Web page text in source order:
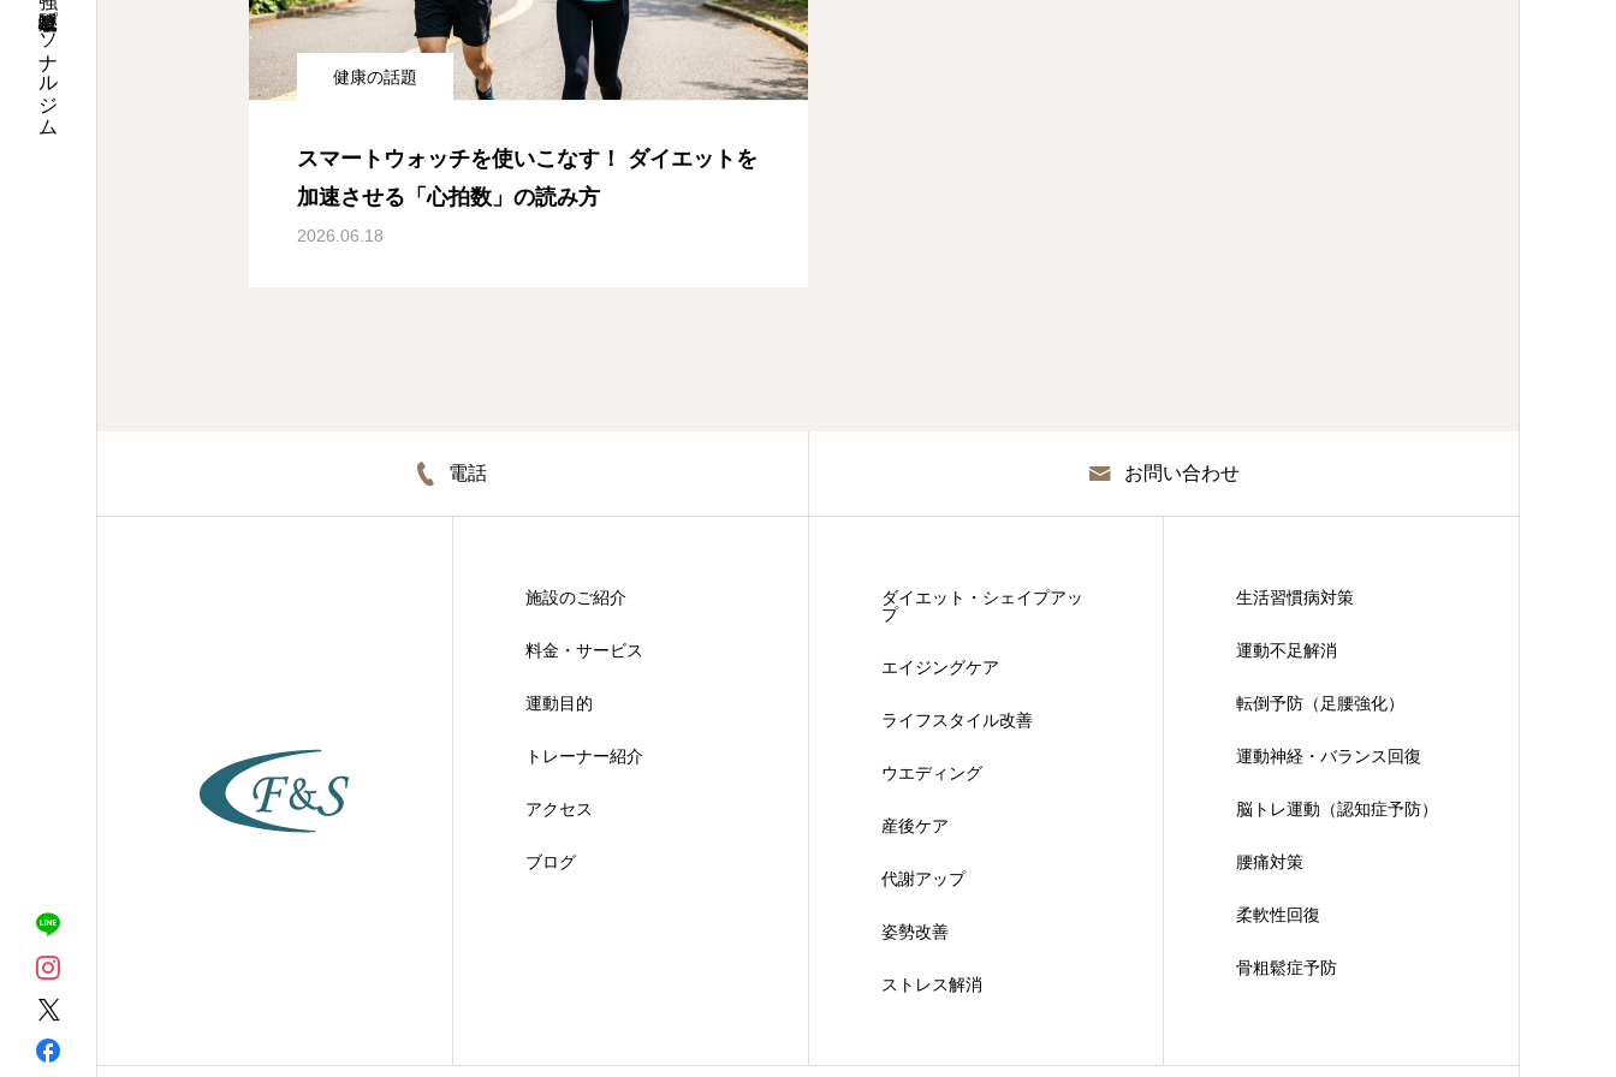
健康の話題
スマートウォッチを使いこなす！ ダイエットを
加速させる「心拍数」の読み方
2026.06.18
電話 お問い合わせ
施設のご紹介
料金・サービス
運動目的
トレーナー紹介
アクセス
ブログ
ダイエット・シェイプアッ
プ
エイジングケア
ライフスタイル改善
ウエディング
産後ケア
代謝アップ
姿勢改善
ストレス解消
生活習慣病対策
運動不足解消
転倒予防（足腰強化）
運動神経・バランス回復
脳トレ運動（認知症予防）
腰痛対策
柔軟性回復
骨粗鬆症予防